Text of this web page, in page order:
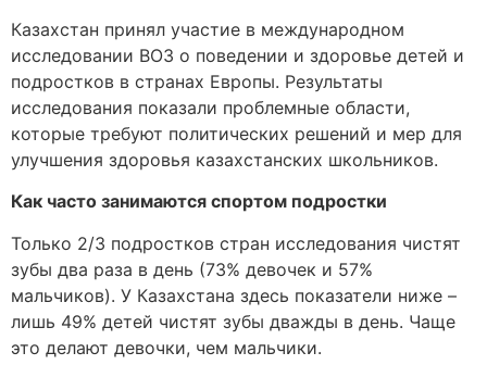
Казахстан принял участие в международном
исследовании ВОЗ о поведении и здоровье детей и
подростков в странах Европы. Результаты
исследования показали проблемные области,
которые требуют политических решений и мер для
улучшения здоровья казахстанских школьников.
Как часто занимаются спортом подростки
Только 2/3 подростков стран исследования чистят
зубы два раза в день (73% девочек и 57%
мальчиков). У Казахстана здесь показатели ниже –
лишь 49% детей чистят зубы дважды в день. Чаще
это делают девочки, чем мальчики.